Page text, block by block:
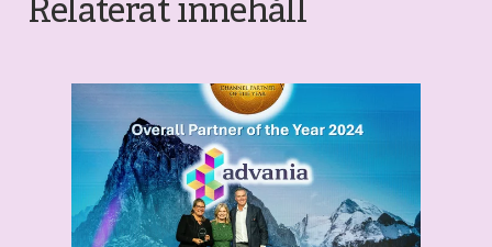
Relaterat innehåll